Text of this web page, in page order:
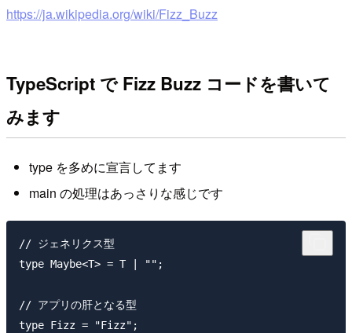
https://ja.wikipedia.org/wiki/Fizz_Buzz
TypeScript で Fizz Buzz コードを書いて
みます
type を多めに宣言してます
main の処理はあっさりな感じです
// ジェネリクス型
type Maybe<T> = T | "";
// アプリの肝となる型
type Fizz = "Fizz";